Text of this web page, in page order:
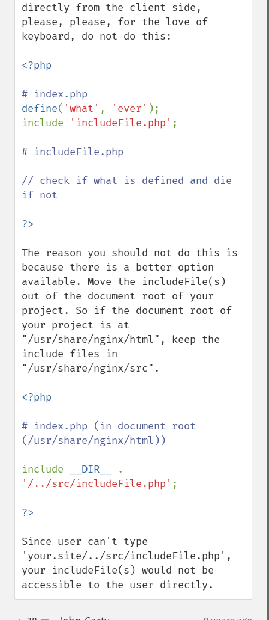
directly from the client side,
please, please, for the love of
keyboard, do not do this:
<?php
define( 'what' , 'ever' );
include
'includeFile.php' ;
# includeFile.php
// check if what is defined and die
if not
The reason you should not do this is
because there is a better option
available. Move the includeFile(s)
out of the document root of your
project. So if the document root of
your project is at
"/usr/share/nginx/html", keep the
include files in
"/usr/share/nginx/src".
<?php
# index.php (in document root
(/usr/share/nginx/html))
include __DIR__
'/../src/includeFile.php' ;
Since user can't type
'your.site/../src/includeFile.php',
your includeFile(s) would not be
accessible to the user directly.